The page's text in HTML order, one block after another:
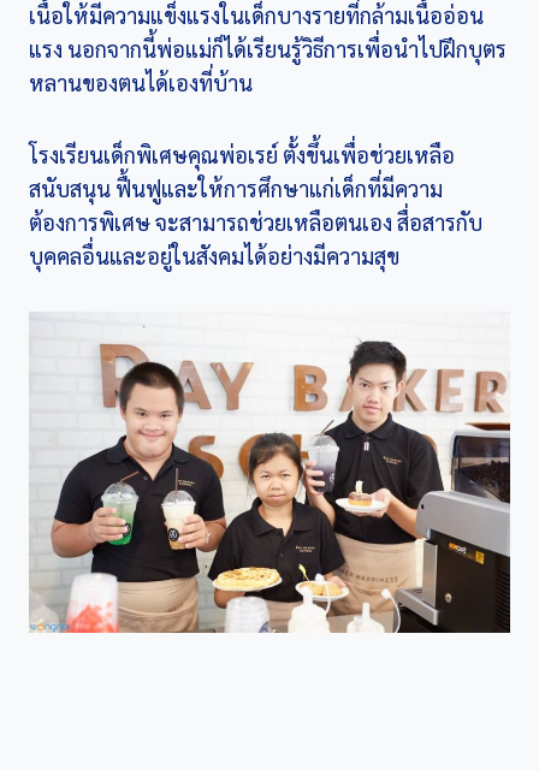
เนื้อให้มีความแข็งแรงในเด็กบางรายที่กล้ามเนื้ออ่อน
แรง นอกจากนี้พ่อแม่ก็ได้เรียนรู้วิธีการเพื่อนำไปฝึกบุตร
หลานของตนได้เองที่บ้าน
โรงเรียนเด็กพิเศษคุณพ่อเรย์ ตั้งขึ้นเพื่อช่วยเหลือ
สนับสนุน ฟื้นฟูและให้การศึกษาแก่เด็กที่มีความ
ต้องการพิเศษ จะสามารถช่วยเหลือตนเอง สื่อสารกับ
บุคคลอื่นและอยู่ในสังคมได้อย่างมีความสุข